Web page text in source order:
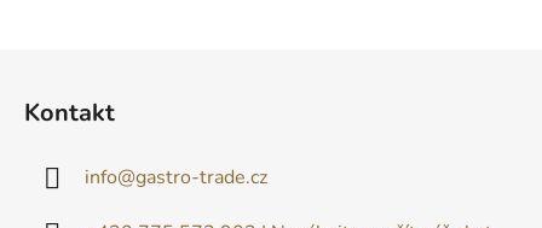
Kontakt
info@gastro-trade.cz